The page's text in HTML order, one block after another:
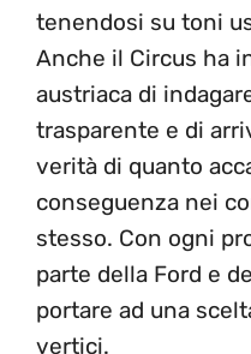
tenendosi su toni
Anche il Circus ha
austriaca di
trasparente e di
verità di quanto
conseguenza nei
stesso. Con ogni
parte della Ford e
portare ad una
vertici.